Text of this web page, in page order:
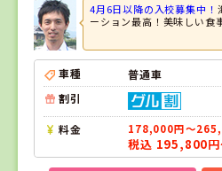
4月6日以降の入校募集中！
ーション最高！美味しい食
車種
普通車
割引
料金 178,000円～
税込 195,800